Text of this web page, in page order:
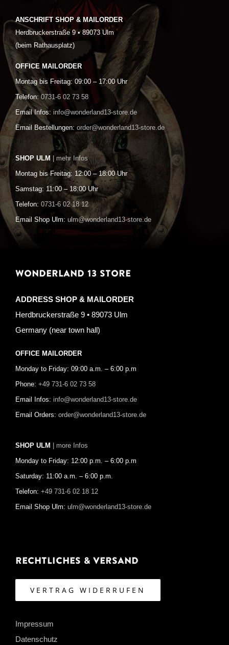
ANSCHRIFT SHOP & MAILORDER
Herdbruckerstraße 9 • 89073 Ulm
(beim Rathausplatz)
OFFICE MAILORDER
Montag bis Freitag: 09:00 – 17:00 Uhr
Telefon: 0731-6 02 73 58
Email Infos: info@wonderland13-store.de
Email Bestellungen: order@wonderland13-store.de
SHOP ULM | mehr Infos
Montag bis Freitag: 12:00 – 18:00 Uhr
Samstag: 11:00 – 18:00 Uhr
Telefon: 0731-6 02 18 12
Email Shop Ulm: ulm@wonderland13-store.de
WONDERLAND 13 STORE
ADDRESS SHOP & MAILORDER
Herdbruckerstraße 9 • 89073 Ulm
Germany (near town hall)
OFFICE MAILORDER
Monday to Friday: 09:00 a.m. – 6:00 p.m
Phone: +49 731-6 02 73 58
Email Infos: info@wonderland13-store.de
Email Orders: order@wonderland13-store.de
SHOP ULM | more Infos
Monday to Friday: 12:00 p.m. – 6:00 p.m
Saturday: 11:00 a.m. – 6:00 p.m.
Telefon: +49 731-6 02 18 12
Email Shop Ulm: ulm@wonderland13-store.de
Rechtliches & Versand
VERTRAG WIDERRUFEN
Impressum
Datenschutz